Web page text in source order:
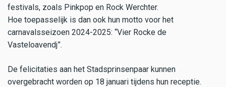
festivals, zoals Pinkpop en Rock Werchter.
Hoe toepasselijk is dan ook hun motto voor het
carnavalsseizoen 2024-2025: “Vier Rocke de
Vasteloavendj”.
De felicitaties aan het Stadsprinsenpaar kunnen
overgebracht worden op 18 januari tijdens hun receptie.